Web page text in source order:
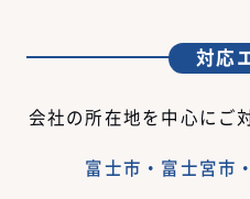
対応
会社の所在地を中心にご
富士市・富士宮市